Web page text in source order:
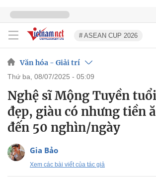
# ASEAN CUP 2026
Văn hóa - Giải trí
thứ ba, 08/07/2025 - 05:09
Nghệ sĩ Mộng Tuyền
đẹp, giàu có nhưng tiền
đến 50 nghìn/ngày
Gia Bảo
Xem các bài viết của tác giả